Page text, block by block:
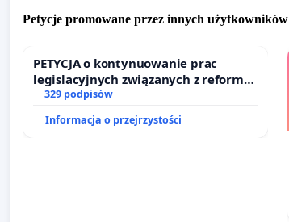
Petycje promowane przez innych użytkowników
PETYCJA o kontynuowanie prac
legislacyjnych związanych z reformą
prawa rodzinnego
329 podpisów
Informacja o przejrzystości